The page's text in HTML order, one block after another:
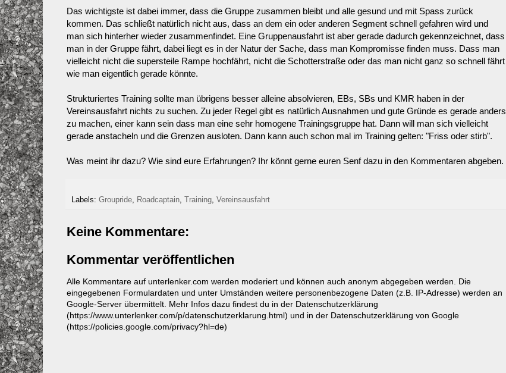
Das wichtigste ist dabei immer, dass die Gruppe zusammen bleibt und alle gesund und mit Spass zurück
kommen. Das schließt natürlich nicht aus, dass an dem ein oder anderen Segment schnell gefahren wird und
man sich hinterher wieder zusammenfindet. Eine Gruppenausfahrt ist aber gerade dadurch gekennzeichnet, dass
man in der Gruppe fährt, dabei liegt es in der Natur der Sache, dass man Kompromisse finden muss. Dass man
vielleicht nicht die supersteile Rampe hochfährt, nicht die Schotterstraße oder das man nicht ganz so schnell fährt
wie man eigentlich gerade könnte.
Strukturiertes Training sollte man übrigens besser alleine absolvieren, EBs, SBs und KMR haben in der
Vereinsausfahrt nichts zu suchen. Zu jeder Regel gibt es natürlich Ausnahmen und gute Gründe es gerade anders
zu machen, einer kann sein dass man eine sehr homogene Trainingsgruppe hat. Dann will man sich vielleicht
gerade anstacheln und die Grenzen ausloten. Dann kann auch schon mal im Training gelten: "Friss oder stirb".
Was meint ihr dazu? Wie sind eure Erfahrungen? Ihr könnt gerne euren Senf dazu in den Kommentaren abgeben.
Labels: Groupride, Roadcaptain, Training, Vereinsausfahrt
Keine Kommentare:
Kommentar veröffentlichen
Alle Kommentare auf unterlenker.com werden moderiert und können auch anonym abgegeben werden. Die
eingegebenen Formulardaten und unter Umständen weitere personenbezogene Daten (z.B. IP-Adresse) werden an
Google-Server übermittelt. Mehr Infos dazu findest du in der Datenschutzerklärung
(https://www.unterlenker.com/p/datenschutzerklarung.html) und in der Datenschutzerklärung von Google
(https://policies.google.com/privacy?hl=de)